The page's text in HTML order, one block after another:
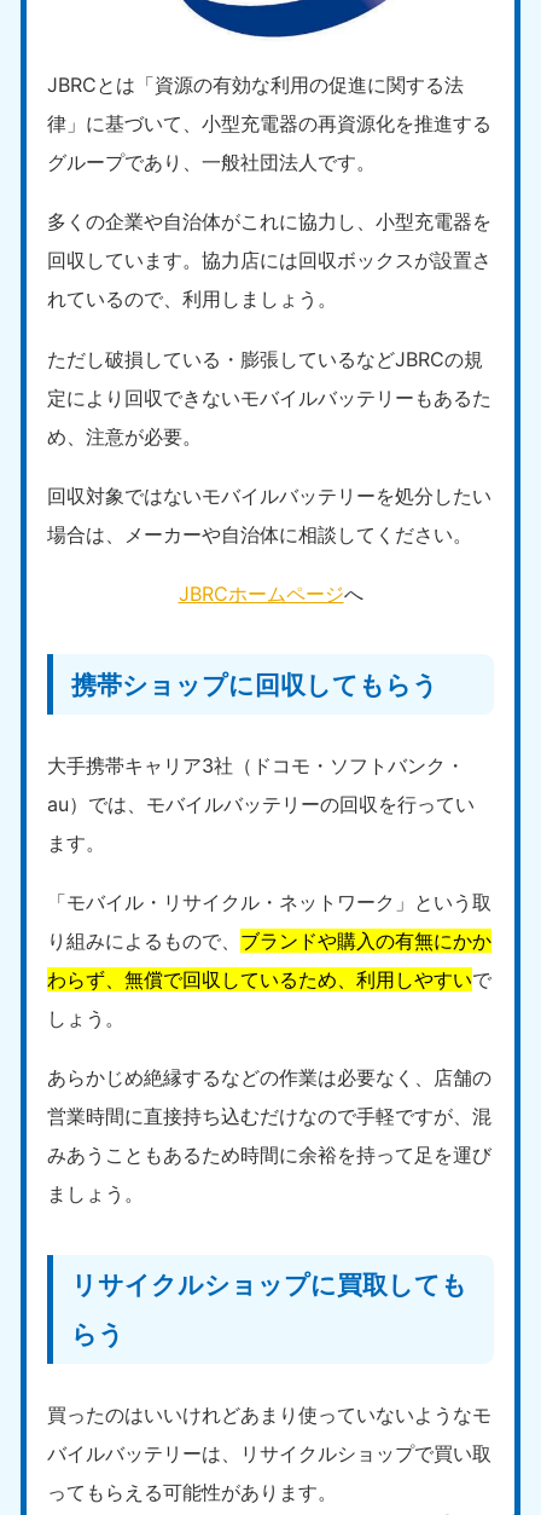
JBRCとは「資源の有効な利用の促進に関する法
律」に基づいて、小型充電器の再資源化を推進する
グループであり、一般社団法人です。
多くの企業や自治体がこれに協力し、小型充電器を
回収しています。協力店には回収ボックスが設置さ
れているので、利用しましょう。
ただし破損している・膨張しているなどJBRCの規
定により回収できないモバイルバッテリーもあるた
め、注意が必要。
回収対象ではないモバイルバッテリーを処分したい
場合は、メーカーや自治体に相談してください。
JBRCホームページへ
携帯ショップに回収してもらう
大手携帯キャリア3社（ドコモ・ソフトバンク・
au）では、モバイルバッテリーの回収を行ってい
ます。
「モバイル・リサイクル・ネットワーク」という取
り組みによるもので、 ブランドや購入の有無にかか
わらず、無償で回収しているため、利用しやすいで
しょう。
あらかじめ絶縁するなどの作業は必要なく、店舗の
営業時間に直接持ち込むだけなので手軽ですが、混
みあうこともあるため時間に余裕を持って足を運び
ましょう。
リサイクルショップに買取しても
らう
買ったのはいいけれどあまり使っていないようなモ
バイルバッテリーは、リサイクルショップで買い取
ってもらえる可能性があります。